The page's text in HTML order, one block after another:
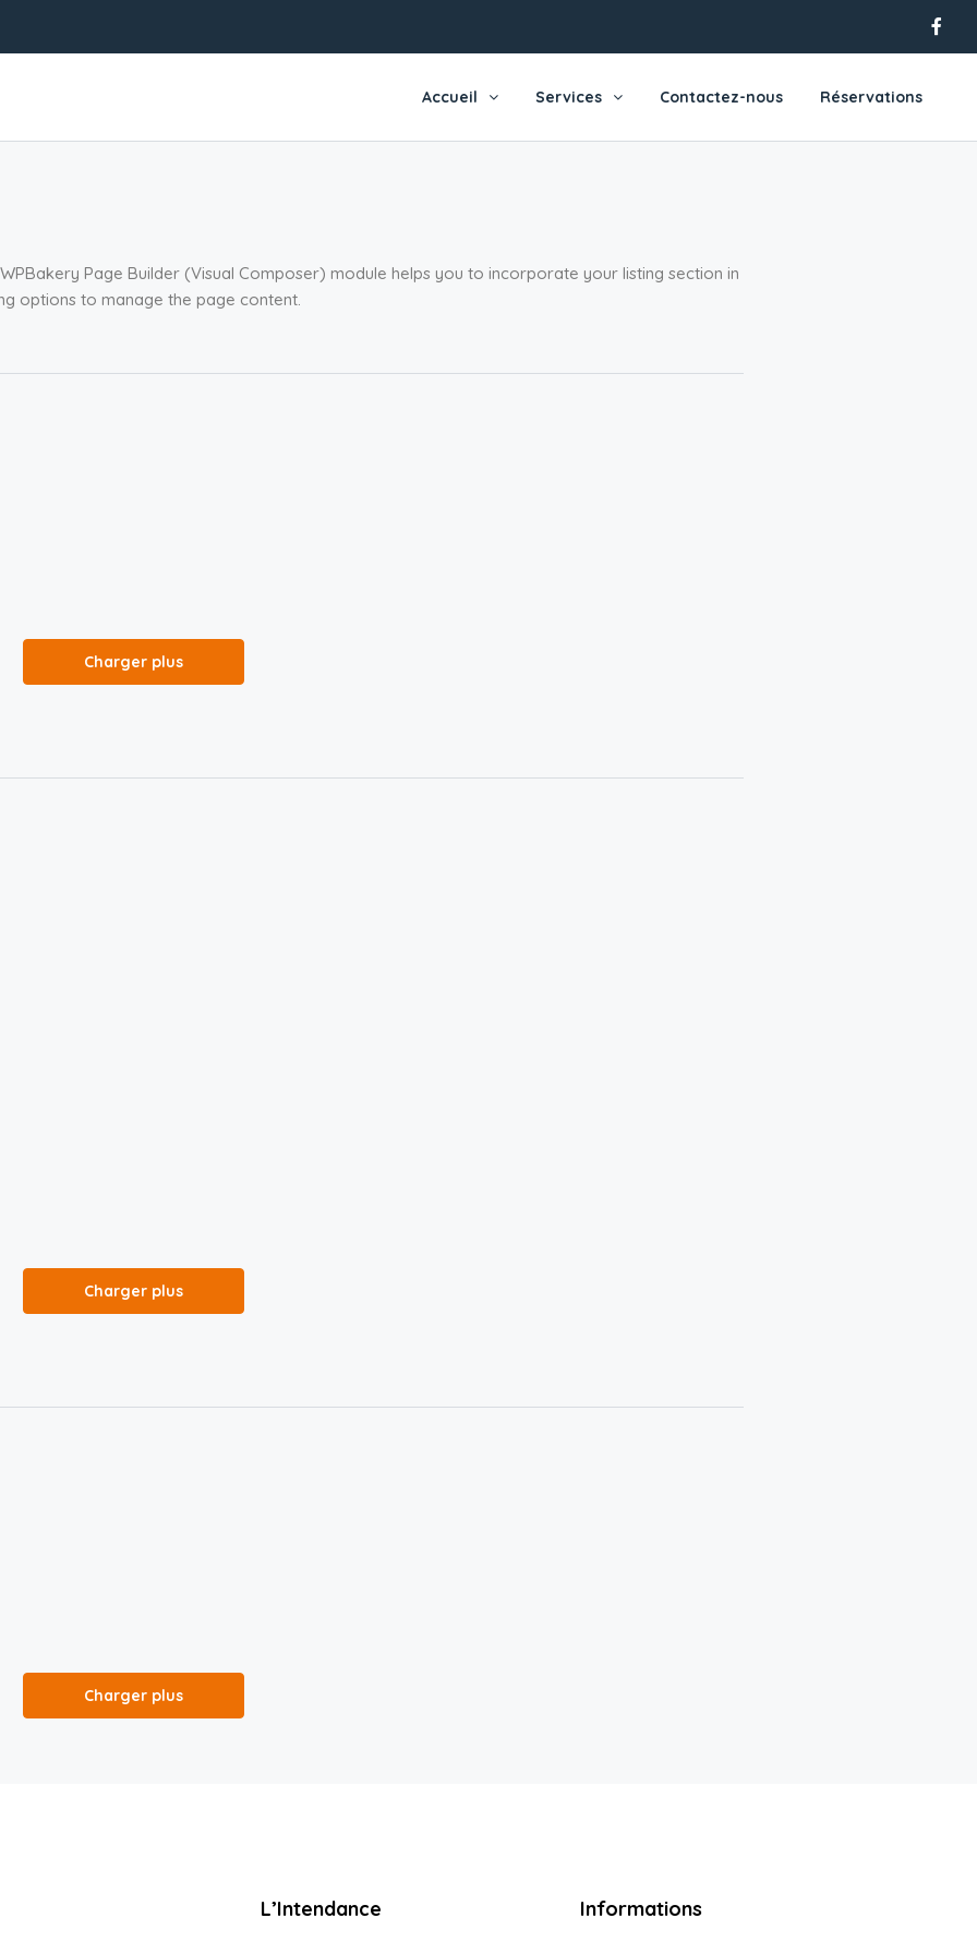
Accueil Services Contactez-nous Réservations
Page Builder (Visual Composer) module helps you to incorporate your listing section in
options to manage the page content.
Charger plus
Charger plus
Charger plus
L’Intendance Informations